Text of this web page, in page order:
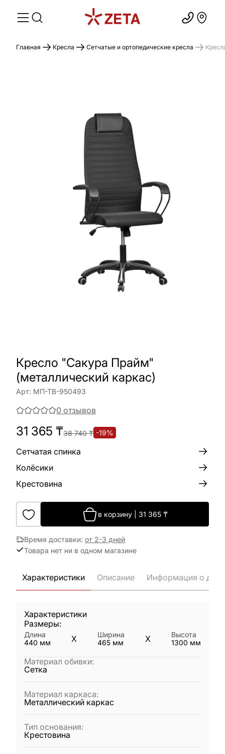
Главная Кресла Сетчатые и ортопедические кресла
Кресло "Сакура Прайм"
(металлический каркас)
Арт: МП-ТВ-950493
0 отзывов
31 365 ₸38 740₸ -19%
Сетчатая спинка
Колёсики
Крестовина
в корзину 31 365 ₸
Время доставки: от 2-3 дней
Товара нет ни в одном магазине
Характеристики Описание Информация о
Характеристики
Размеры:
Длина
440 мм X
Ширина
465 мм X
Высота
1300 мм
Материал обивки:
Сетка
Материал каркаса:
Металлический каркас
Тип основания:
Крестовина